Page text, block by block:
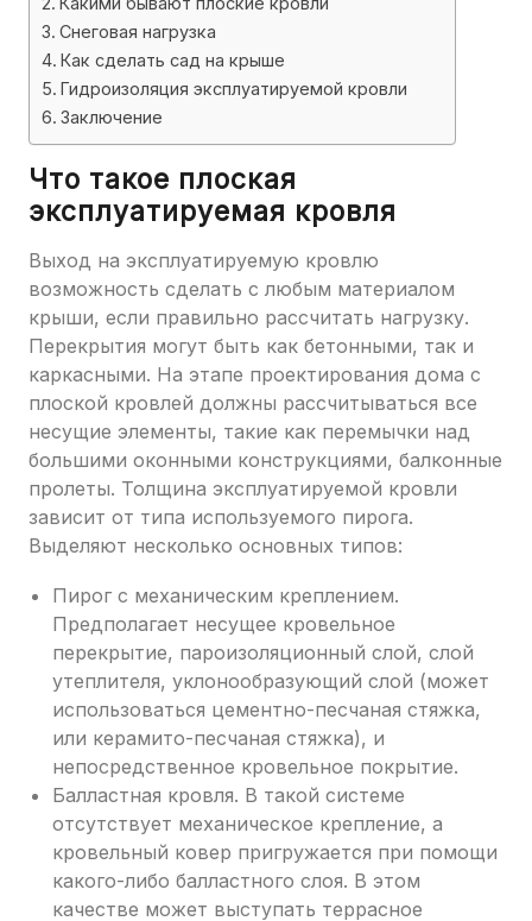
Снеговая нагрузка
Как сделать сад на крыше
Гидроизоляция эксплуатируемой кровли
Заключение
Что такое плоская
эксплуатируемая кровля
Выход на эксплуатируемую кровлю
возможность сделать с любым материалом
крыши, если правильно рассчитать нагрузку.
Перекрытия могут быть как бетонными, так и
каркасными. На этапе проектирования дома с
плоской кровлей должны рассчитываться все
несущие элементы, такие как перемычки над
большими оконными конструкциями, балконные
пролеты. Толщина эксплуатируемой кровли
зависит от типа используемого пирога.
Выделяют несколько основных типов:
Пирог с механическим креплением.
Предполагает несущее кровельное
перекрытие, пароизоляционный слой, слой
утеплителя, уклонообразующий слой (может
использоваться цементно-песчаная стяжка,
или керамито-песчаная стяжка), и
непосредственное кровельное покрытие.
Балластная кровля. В такой системе
отсутствует механическое крепление, а
кровельный ковер пригружается при помощи
какого-либо балластного слоя. В этом
качестве может выступать террасное